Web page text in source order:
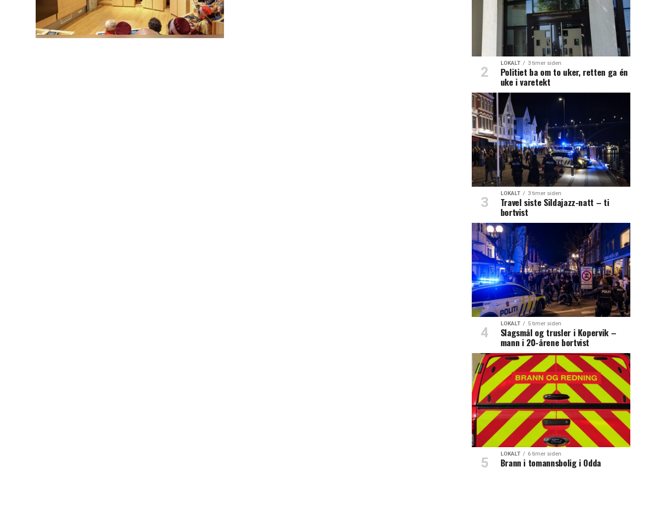
LOKALT 3 timer siden
Politiet ba om to uker, retten ga én
uke i varetekt
LOKALT 3 timer siden
Travel siste Sildajazz-natt – ti
bortvist
LOKALT 5 timer siden
Slagsmål og trusler i Kopervik –
mann i 20-årene bortvist
LOKALT 6 timer siden
Brann i tomannsbolig i Odda